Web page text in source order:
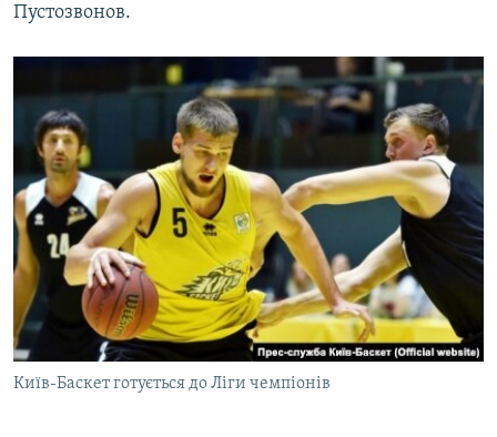
Пустозвонов.
Київ-Баскет готується до Ліги чемпіонів